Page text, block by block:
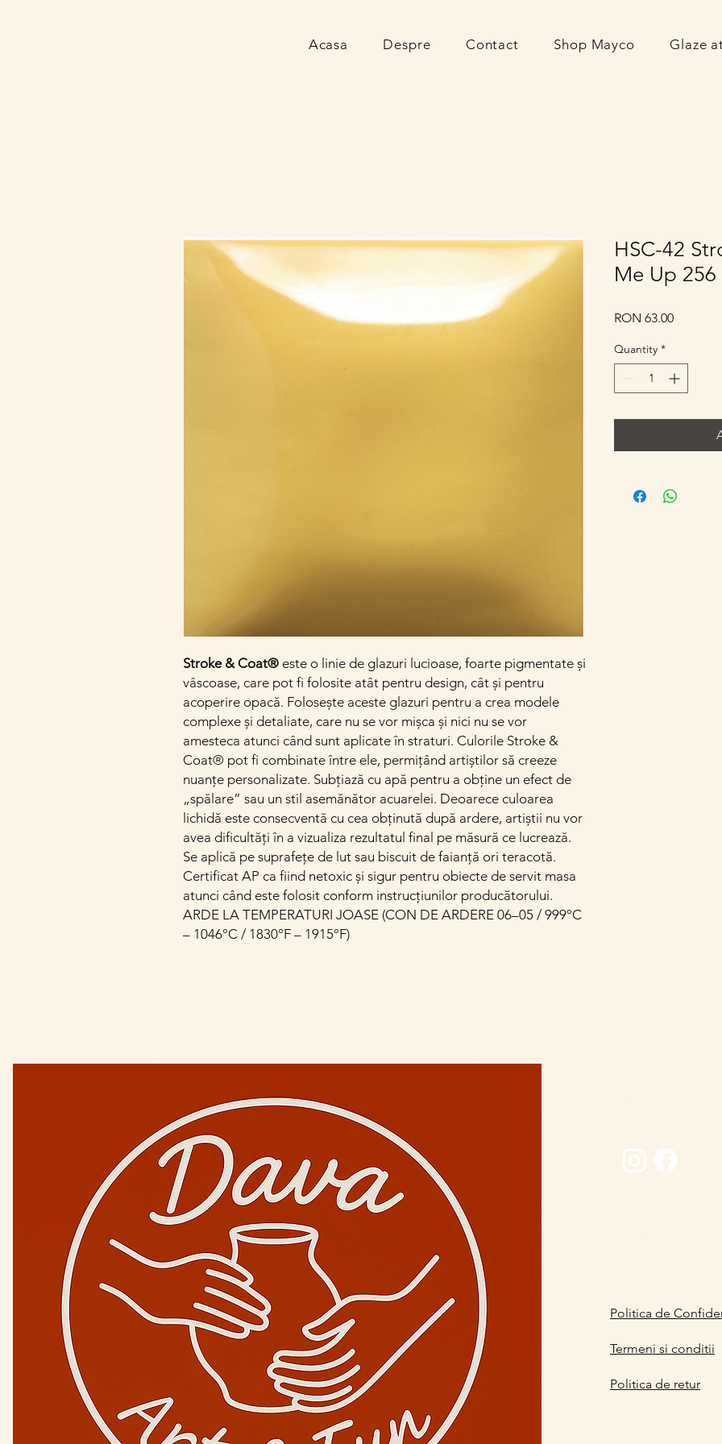
Acasa Despre Contact Shop Mayco Glaze
Stroke & Coat® este o linie de glazuri lucioase, foarte pigmentate și
vâscoase, care pot fi folosite atât pentru design, cât și pentru
acoperire opacă. Folosește aceste glazuri pentru a crea modele
complexe și detaliate, care nu se vor mișca și nici nu se vor
amesteca atunci când sunt aplicate în straturi. Culorile Stroke &
Coat® pot fi combinate între ele, permițând artiștilor să creeze
nuanțe personalizate. Subțiază cu apă pentru a obține un efect de
„spălare” sau un stil asemănător acuarelei. Deoarece culoarea
lichidă este consecventă cu cea obținută după ardere, artiștii nu vor
avea dificultăți în a vizualiza rezultatul final pe măsură ce lucrează.
Se aplică pe suprafețe de lut sau biscuit de faianță ori teracotă.
Certificat AP ca fiind netoxic și sigur pentru obiecte de servit masa
atunci când este folosit conform instrucțiunilor producătorului.
ARDE LA TEMPERATURI JOASE (CON DE ARDERE 06–05 / 999°C
– 1046°C / 1830°F – 1915°F)
HSC-42
Me Up 256
RON 63.00Price
Quantity *
Politica de
Termeni si conditii
Politica de retur